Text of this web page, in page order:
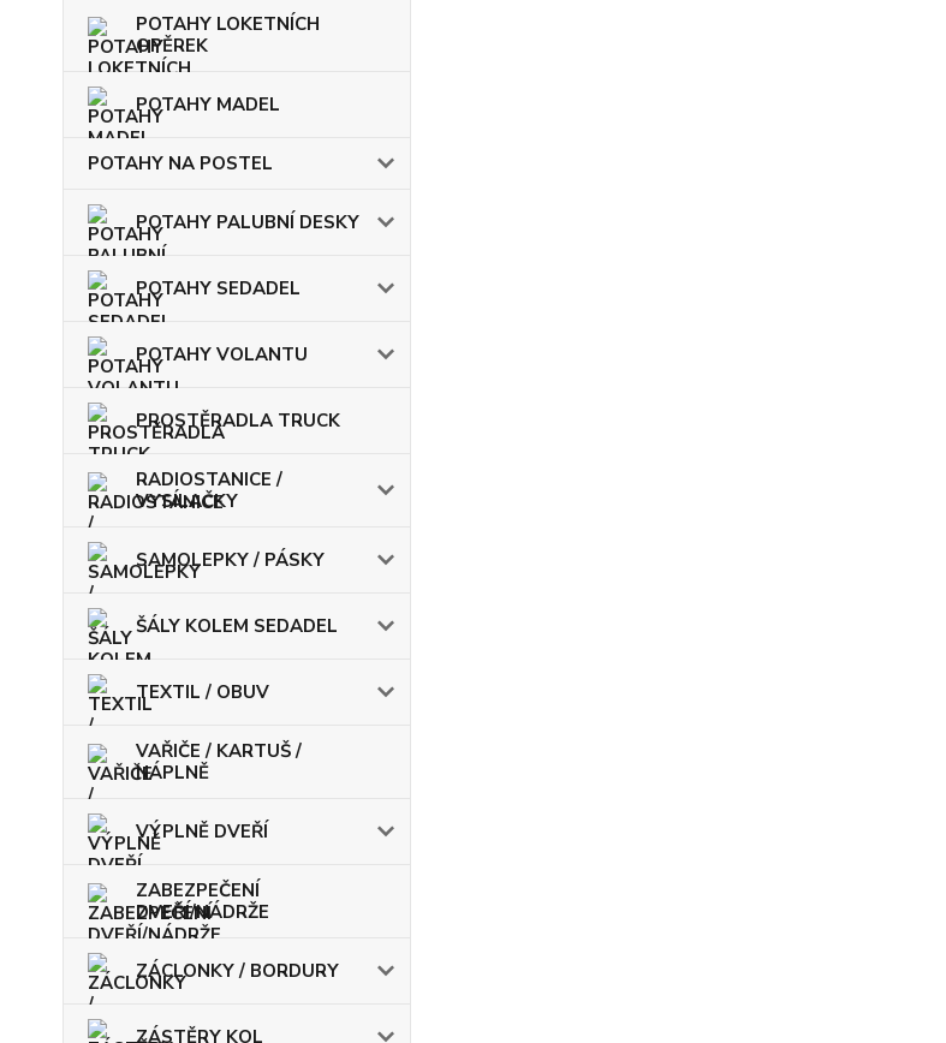
POTAHY LOKETNÍCH
OPĚREK
POTAHY MADEL
POTAHY NA POSTEL
POTAHY PALUBNÍ DESKY
POTAHY SEDADEL
POTAHY VOLANTU
PROSTĚRADLA TRUCK
RADIOSTANICE /
VYSÍLAČKY
SAMOLEPKY / PÁSKY
ŠÁLY KOLEM SEDADEL
TEXTIL / OBUV
VAŘIČE / KARTUŠ /
NÁPLNĚ
VÝPLNĚ DVEŘÍ
ZABEZPEČENÍ
DVEŘÍ/NÁDRŽE
ZÁCLONKY / BORDURY
ZÁSTĚRY KOL